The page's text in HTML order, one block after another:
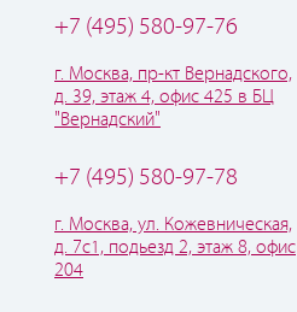
+7 (495) 580-97-76
г. Москва, пр-кт Вернадского,
д. 39, этаж 4, офис 425 в БЦ
"Вернадский"
+7 (495) 580-97-78
г. Москва, ул. Кожевническая,
д. 7с1, подьезд 2, этаж 8, офис
204